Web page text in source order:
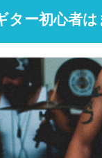
ター初心者